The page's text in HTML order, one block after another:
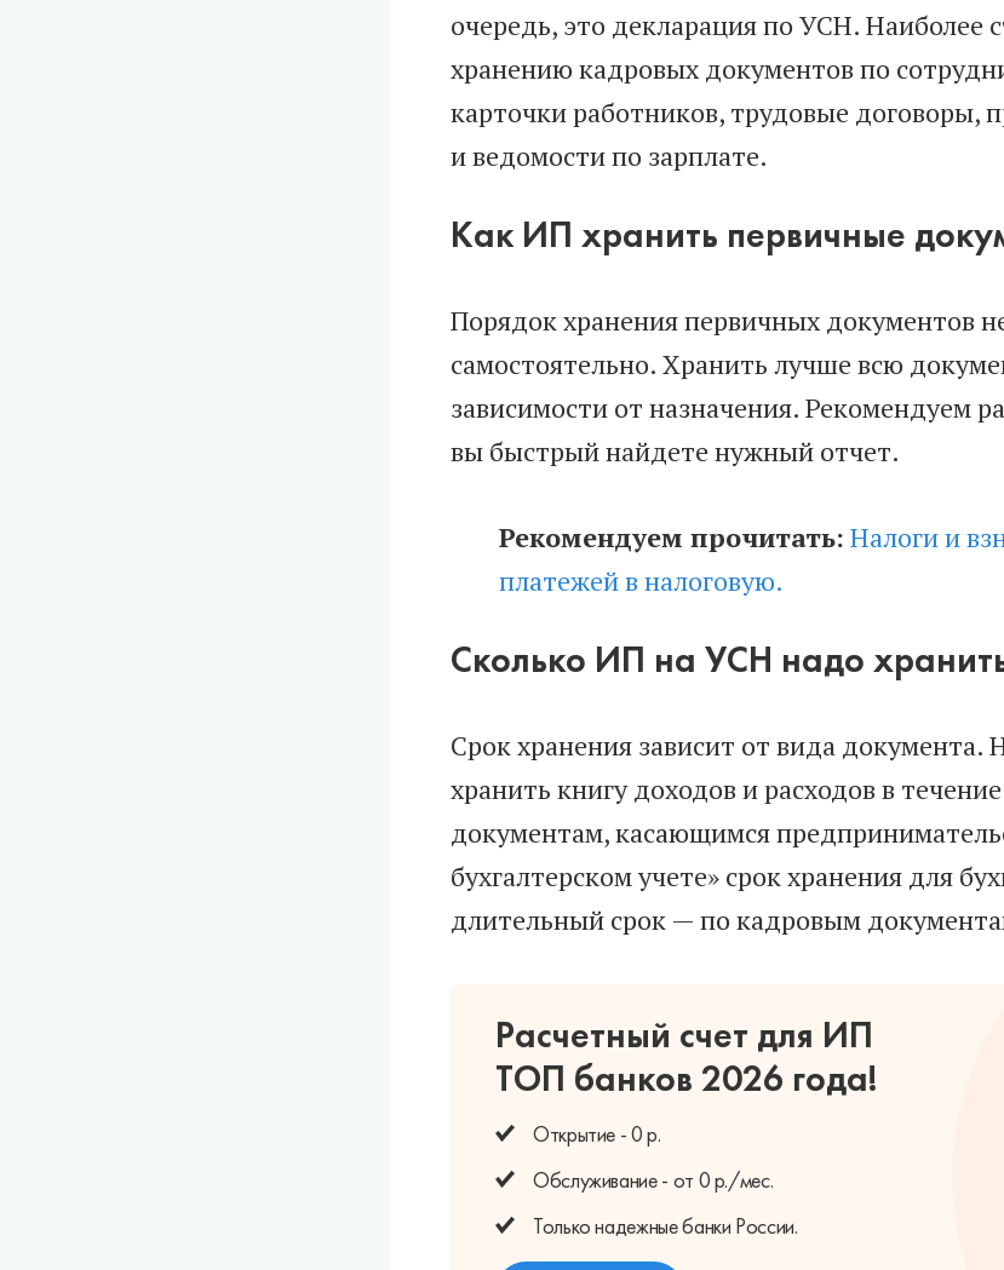
очередь, это декларация по УСН. Наиболее
хранению кадровых документов по
карточки работников, трудовые договоры,
и ведомости по зарплате.
Как ИП хранить первичные
Порядок хранения первичных документов
самостоятельно. Хранить лучше всю
зависимости от назначения. Рекомендуем
вы быстрый найдете нужный отчет.
Рекомендуем прочитать: Налоги и
платежей в налоговую.
Сколько ИП на УСН надо
Срок хранения зависит от вида
хранить книгу доходов и расходов в
документам, касающимся
бухгалтерском учете» срок хранения для
длительный срок — по кадровым
Расчетный счет для ИП
ТОП банков 2026 года!
Открытие - 0 р.
Обслуживание - от 0 р./мес.
Только надежные банки России.